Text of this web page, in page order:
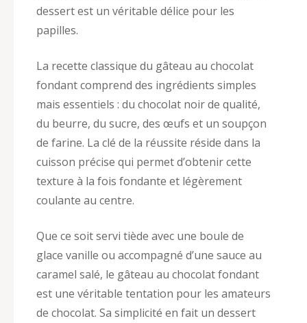
dessert est un véritable délice pour les
papilles.
La recette classique du gâteau au chocolat
fondant comprend des ingrédients simples
mais essentiels : du chocolat noir de qualité,
du beurre, du sucre, des œufs et un soupçon
de farine. La clé de la réussite réside dans la
cuisson précise qui permet d’obtenir cette
texture à la fois fondante et légèrement
coulante au centre.
Que ce soit servi tiède avec une boule de
glace vanille ou accompagné d’une sauce au
caramel salé, le gâteau au chocolat fondant
est une véritable tentation pour les amateurs
de chocolat. Sa simplicité en fait un dessert